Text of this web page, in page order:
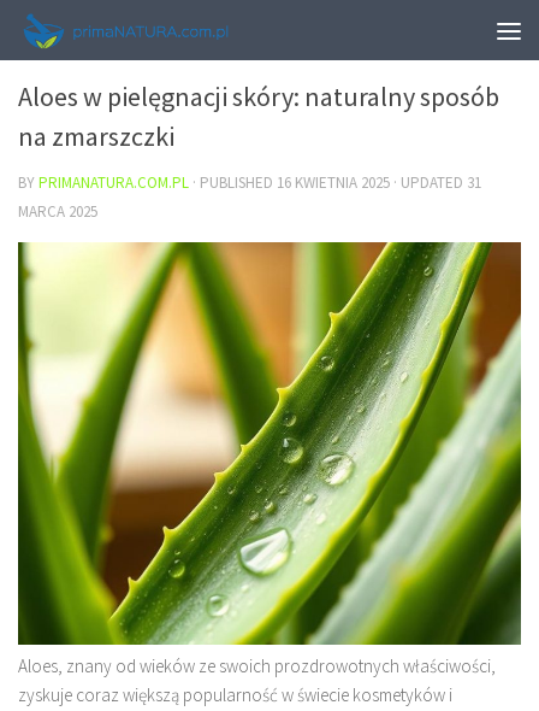
URODA
Aloes w pielęgnacji skóry: naturalny sposób
na zmarszczki
BYPRIMANATURA.COM.PL · PUBLISHED 16 KWIETNIA 2025 · UPDATED 31
MARCA 2025
Aloes, znany od wieków ze swoich prozdrowotnych właściwości,
zyskuje coraz większą popularność w świecie kosmetyków i